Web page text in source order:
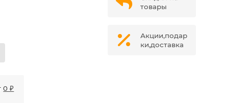
0 ₽
товары
Акции,подар
ки,доставка